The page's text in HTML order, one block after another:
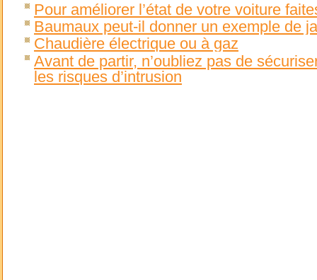
Pour améliorer l’état de votre voiture
Baumaux peut-il donner un exemple de
Chaudière électrique ou à gaz
Avant de partir, n’oubliez pas de
les risques d’intrusion